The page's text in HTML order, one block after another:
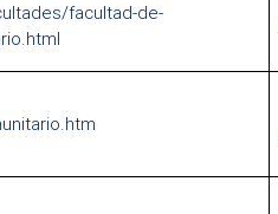
facultad-de-